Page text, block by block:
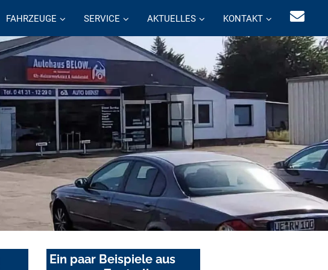
FAHRZEUGE SERVICE AKTUELLES KONTAKT
Ein paar Beispiele aus